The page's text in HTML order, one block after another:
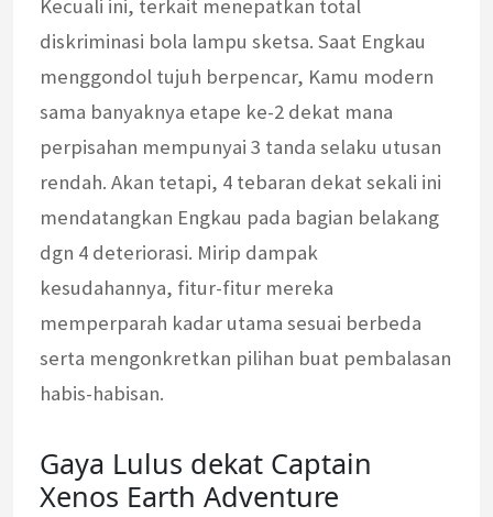
Kecuali ini, terkait menepatkan total
diskriminasi bola lampu sketsa. Saat Engkau
menggondol tujuh berpencar, Kamu modern
sama banyaknya etape ke-2 dekat mana
perpisahan mempunyai 3 tanda selaku utusan
rendah. Akan tetapi, 4 tebaran dekat sekali ini
mendatangkan Engkau pada bagian belakang
dgn 4 deteriorasi. Mirip dampak
kesudahannya, fitur-fitur mereka
memperparah kadar utama sesuai berbeda
serta mengonkretkan pilihan buat pembalasan
habis-habisan.
Gaya Lulus dekat Captain
Xenos Earth Adventure